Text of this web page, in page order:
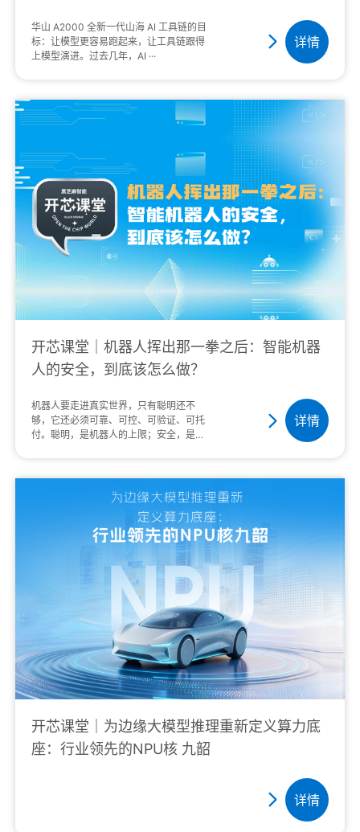
华山 A2000 全新一代山海 AI 工具链的目
标：让模型更容易跑起来，让工具链跟得
上模型演进。过去几年，AI ···
详情
开芯课堂｜机器人挥出那一拳之后：智能机器
人的安全，到底该怎么做？
机器人要走进真实世界，只有聪明还不
够，它还必须可靠、可控、可验证、可托
付。聪明，是机器人的上限；安全，是机
详情
开芯课堂｜为边缘大模型推理重新定义算力底
座：行业领先的NPU核 九韶
详情